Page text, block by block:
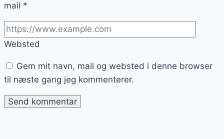
mail *
Websted
Gem mit navn, mail og websted i denne browser
til næste gang jeg kommenterer.